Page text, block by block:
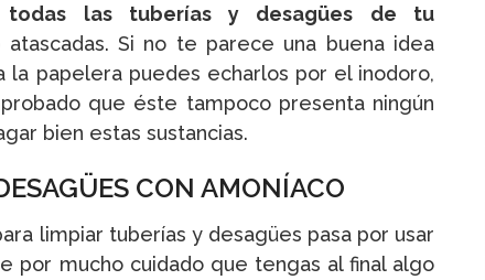
todas las tuberías y desagües de tu
Si no te parece una buena idea
la papelera puedes echarlos por el inodoro,
que éste tampoco presenta ningún
bien estas sustancias.
CON AMONÍACO
limpiar tuberías y desagües pasa por usar
por mucho cuidado que tengas al final algo